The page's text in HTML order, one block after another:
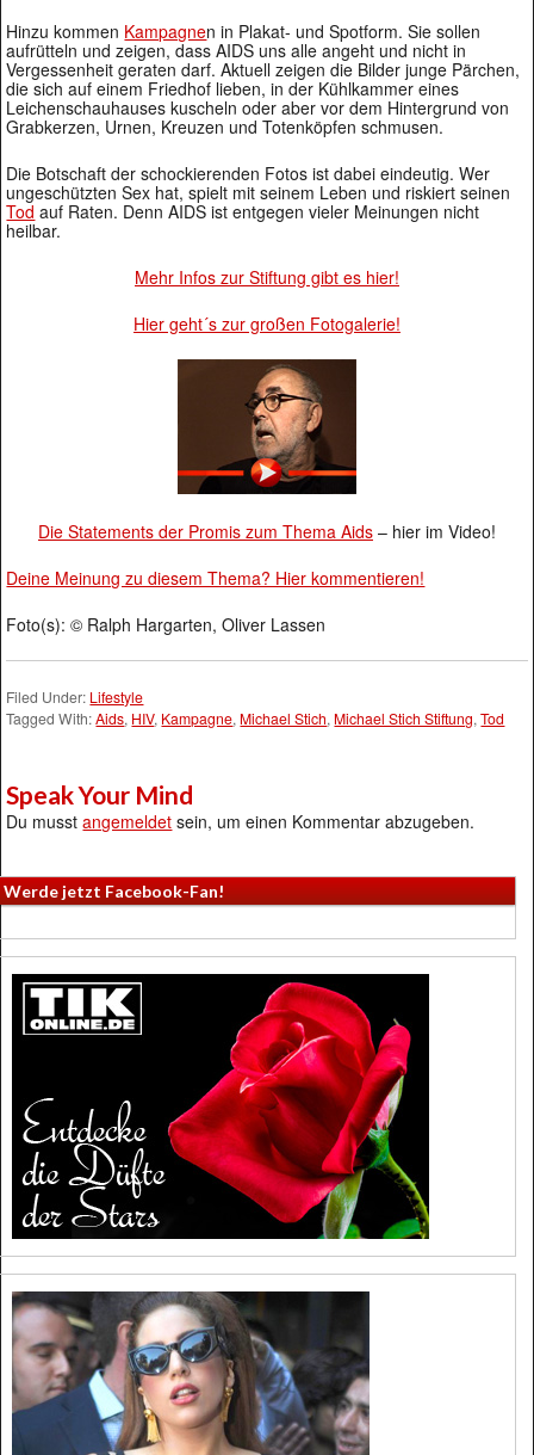
Hinzu kommen Kampagnen in Plakat- und Spotform. Sie sollen
aufrütteln und zeigen, dass AIDS uns alle angeht und nicht in
Vergessenheit geraten darf. Aktuell zeigen die Bilder junge Pärchen,
die sich auf einem Friedhof lieben, in der Kühlkammer eines
Leichenschauhauses kuscheln oder aber vor dem Hintergrund von
Grabkerzen, Urnen, Kreuzen und Totenköpfen schmusen.
Die Botschaft der schockierenden Fotos ist dabei eindeutig. Wer
ungeschützten Sex hat, spielt mit seinem Leben und riskiert seinen
Tod auf Raten. Denn AIDS ist entgegen vieler Meinungen nicht
heilbar.
Mehr Infos zur Stiftung gibt es hier!
Hier geht´s zur großen Fotogalerie!
Die Statements der Promis zum Thema Aids – hier im Video!
Deine Meinung zu diesem Thema? Hier kommentieren!
Foto(s): © Ralph Hargarten, Oliver Lassen
Filed Under: Lifestyle
Tagged With:Aids, HIV, Kampagne, Michael Stich, Michael Stich Stiftung,Tod
Speak Your Mind
Du musstangemeldet sein, um einen Kommentar abzugeben.
Werde jetzt Facebook-Fan!